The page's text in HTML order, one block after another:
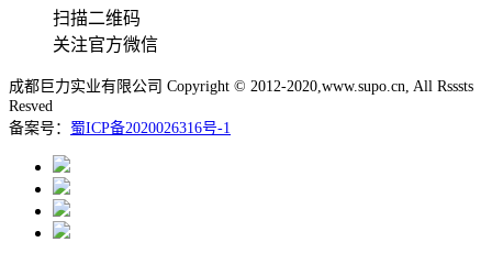
扫描二维码
关注官方微信
成都巨力实业有限公司 Copyright © 2012-2020,www.supo.cn, All Rsssts
Resved
备案号： 蜀ICP备2020026316号-1